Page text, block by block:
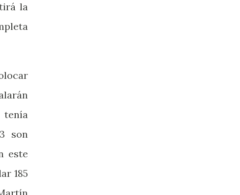
la
tenía
son
este
185